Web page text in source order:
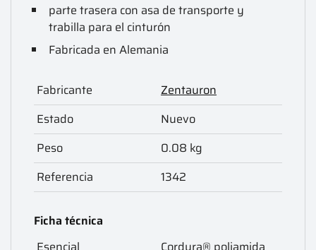
parte trasera con asa de transporte y
trabilla para el cinturón
Fabricada en Alemania
Fabricante
Zentauron
Estado
Nuevo
Peso
0.08 kg
Referencia
1342
Ficha técnica